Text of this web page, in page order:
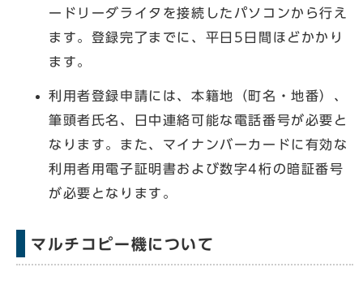
ードリーダライタを接続したパソコンから行え
ます。登録完了までに、平日5日間ほどかかり
ます。
利用者登録申請には、本籍地（町名・地番）、
筆頭者氏名、日中連絡可能な電話番号が必要と
なります。また、マイナンバーカードに有効な
利用者用電子証明書および数字4桁の暗証番号
が必要となります。
マルチコピー機について